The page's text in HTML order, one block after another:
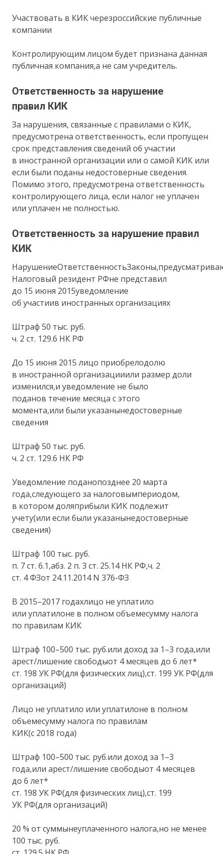
Участвовать в КИК черезроссийские публичные
компании
Контролирующим лицом будет признана данная
публичная компания,а не сам учредитель.
Ответственность за нарушение
правил КИК
За нарушения, связанные с правилами о КИК,
предусмотрена ответственность, если пропущен
срок представления сведений об участии
в иностранной организации или о самой КИК или
если были поданы недостоверные сведения.
Помимо этого, предусмотрена ответственность
контролирующего лица, если налог не уплачен
или уплачен не полностью.
Ответственность за нарушение правил
КИК
Налоговый резидент РФне представил
до 15 июня 2015уведомление
об участиив иностранных организациях
Штраф 50 тыс. руб.
ч. 2 ст. 129.6 НК РФ
До 15 июня 2015 лицо приобрелодолю
в иностранной организацииили размер доли
изменился,и уведомление не было
поданов течение месяца с этого
момента,или были указанынедостоверные
сведения
Штраф 50 тыс. руб.
ч. 2 ст. 129.6 НК РФ
Уведомление поданопозднее 20 марта
года,следующего за налоговымпериодом,
в котором доляприбыли КИК подлежит
учету(или если были указанынедостоверные
сведения)
Штраф 100 тыс. руб.
п. 7 ст. 6.1,абз. 2 п. 3 ст. 25.14 НК РФ,ч. 2
ст. 4 ФЗот 24.11.2014 N 376-ФЗ
В 2015–2017 годахлицо не уплатило
или уплатилоне в полном объемесумму налога
по правилам КИК
Штраф 100–500 тыс. руб.или доход за 1–3 года,или
арест/лишение свободыот 4 месяцев до 6 лет*
ст. 198 УК РФ(для физических лиц),ст. 199 УК РФ(для
организаций)
Лицо не уплатило или уплатилоне в полном
объемесумму налога по правилам
КИК(с 2018 года)
Штраф 100–500 тыс. руб.или доход за 1–3
года,или арест/лишение свободыот 4 месяцев
до 6 лет*
ст. 198 УК РФ(для физических лиц),ст. 199
УК РФ(для организаций)
20 % от суммынеуплаченного налога,но не менее
100 тыс. руб.